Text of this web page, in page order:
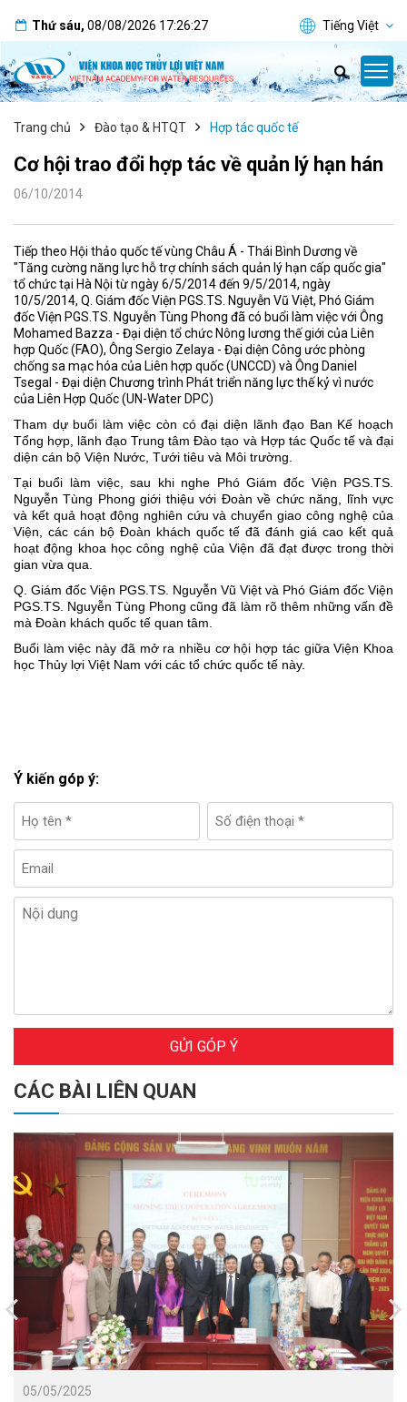
Thứ sáu, 08/08/2026 17:26:27 Tiếng Việt
Trang chủ Đào tạo & HTQT Hợp tác quốc tế
Cơ hội trao đổi hợp tác về quản lý hạn hán
06/10/2014
Tiếp theo Hội thảo quốc tế vùng Châu Á - Thái Bình Dương về
"Tăng cường năng lực hỗ trợ chính sách quản lý hạn cấp quốc gia"
tổ chức tại Hà Nội từ ngày 6/5/2014 đến 9/5/2014, ngày
10/5/2014, Q. Giám đốc Viện PGS.TS. Nguyễn Vũ Việt, Phó Giám
đốc Viện PGS.TS. Nguyễn Tùng Phong đã có buổi làm việc với Ông
Mohamed Bazza - Đại diện tổ chức Nông lương thế giới của Liên
hợp Quốc (FAO), Ông Sergio Zelaya - Đại diện Công ước phòng
chống sa mạc hóa của Liên hợp quốc (UNCCD) và Ông Daniel
Tsegal - Đại diện Chương trình Phát triển năng lực thế kỷ vì nước
của Liên Hợp Quốc (UN-Water DPC)
Tham dự buổi làm việc còn có đại diện lãnh đạo Ban Kế hoạch
Tổng hợp, lãnh đạo Trung tâm Đào tạo và Hợp tác Quốc tế và đại
diện cán bộ Viện Nước, Tưới tiêu và Môi trường.
Tại buổi làm việc, sau khi nghe Phó Giám đốc Viện PGS.TS.
Nguyễn Tùng Phong giới thiệu với Đoàn về chức năng, lĩnh vực
và kết quả hoạt động nghiên cứu và chuyển giao công nghệ của
Viện, các cán bộ Đoàn khách quốc tế đã đánh giá cao kết quả
hoạt động khoa học công nghệ của Viện đã đạt được trong thời
gian vừa qua.
Q. Giám đốc Viện PGS.TS. Nguyễn Vũ Việt và Phó Giám đốc Viện
PGS.TS. Nguyễn Tùng Phong cũng đã làm rõ thêm những vấn đề
mà Đoàn khách quốc tế quan tâm.
Buổi làm việc này đã mở ra nhiều cơ hội hợp tác giữa Viện Khoa
học Thủy lợi Việt Nam với các tổ chức quốc tế này.
Ý kiến góp ý:
GỬI GÓP Ý
CÁC BÀI LIÊN QUAN
05/05/2025